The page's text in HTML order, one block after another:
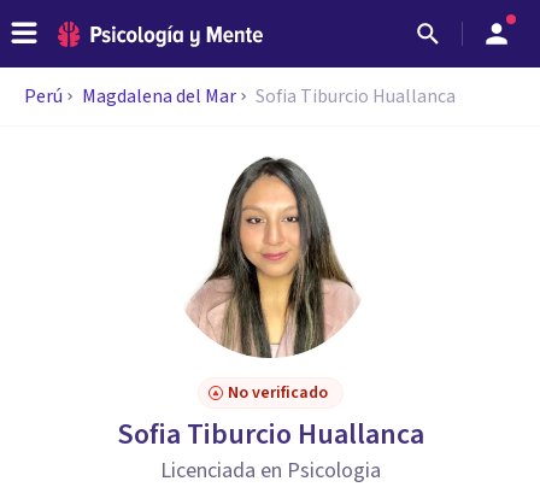
Perú Magdalena del Mar Sofia Tiburcio Huallanca
No verificado
Sofia Tiburcio Huallanca
Licenciada en Psicologia